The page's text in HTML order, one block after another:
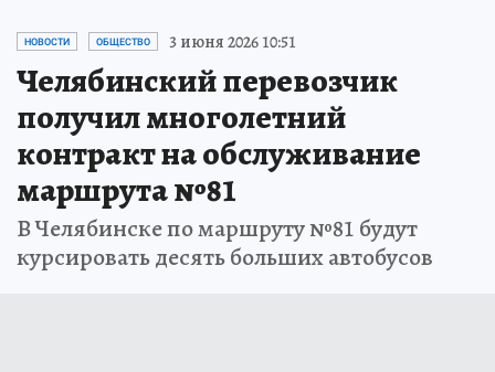
НОВОСТИ ОБЩЕСТВО 3 июня 2026 10:51
Челябинский перевозчик
получил многолетний
контракт на обслуживание
маршрута №81
В Челябинске по маршруту №81 будут
курсировать десять больших автобусов